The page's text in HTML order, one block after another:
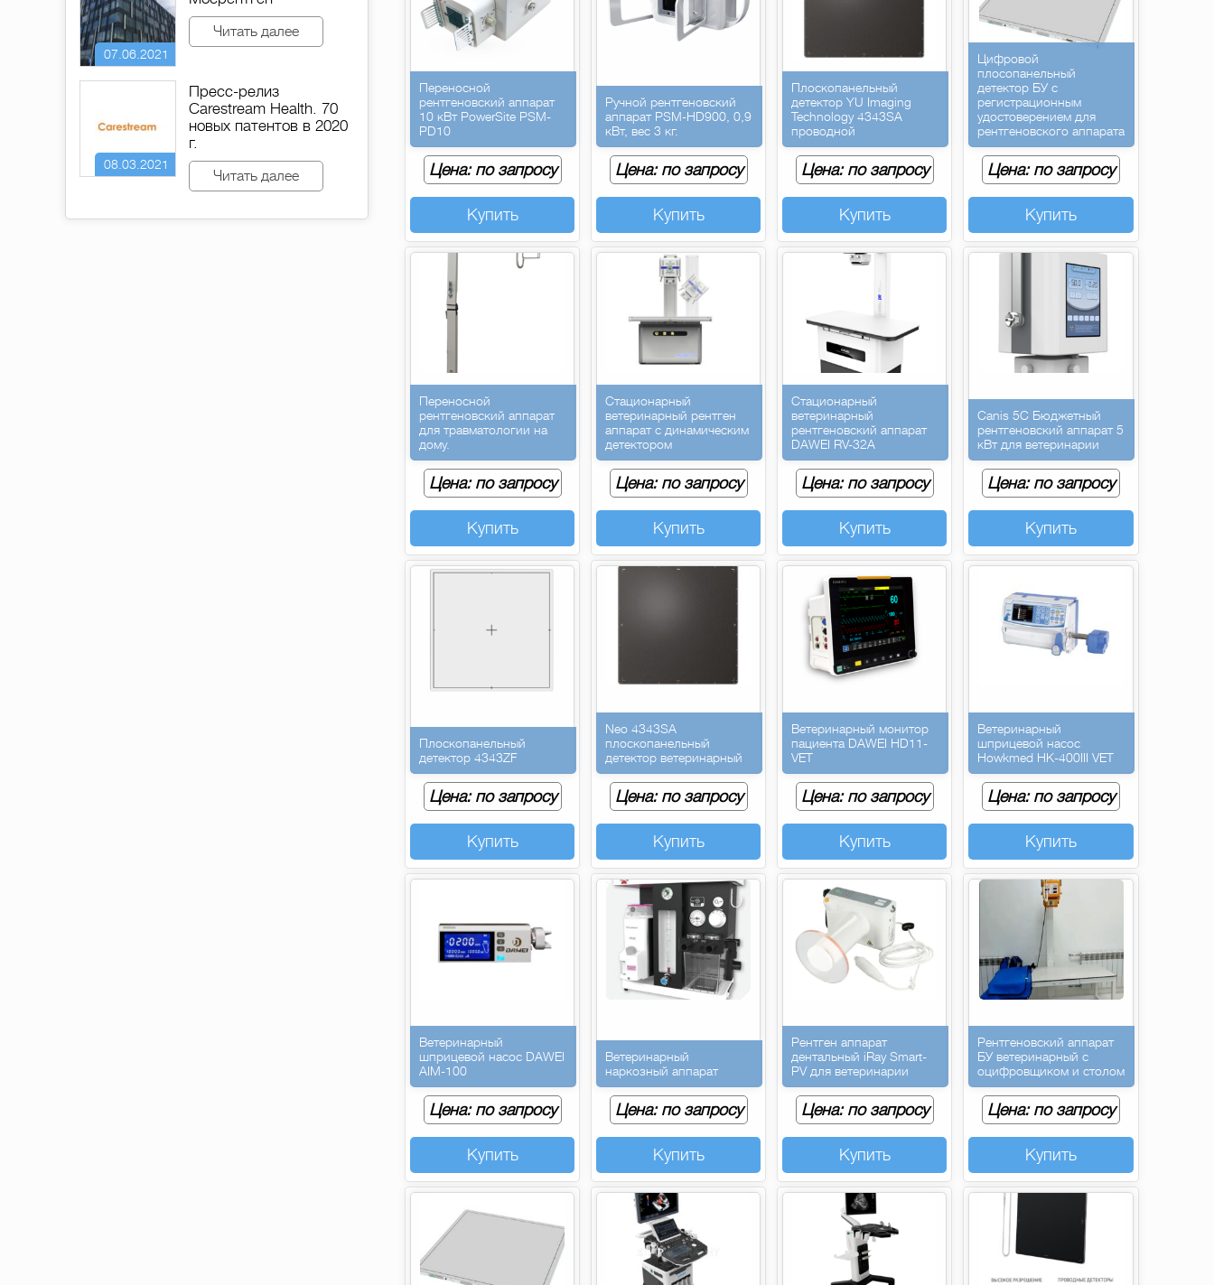
07.06.2021
Читать далее
08.03.2021
Пресс-релиз
Carestream Health. 70
новых патентов в 2020
г.
Читать далее
Переносной
рентгеновский аппарат
10 кВт PowerSite PSM-
PD10
Цена: по запросу
Купить
Ручной рентгеновский
аппарат PSM-HD900, 0,9
кВт, вес 3 кг.
Цена: по запросу
Купить
Плоскопанельный
детектор YU Imaging
Technology 4343SA
проводной
Цена: по запросу
Купить
Цифровой
плосопанельный
детектор БУ с
регистрационным
удостоверением для
рентгеновского аппарата
Цена: по запросу
Купить
Переносной
рентгеновский аппарат
для травматологии на
дому.
Цена: по запросу
Купить
Стационарный
ветеринарный рентген
аппарат с динамическим
детектором
Цена: по запросу
Купить
Стационарный
ветеринарный
рентгеновский аппарат
DAWEI RV-32A
Цена: по запросу
Купить
Canis 5C Бюджетный
рентгеновский аппарат 5
кВт для ветеринарии
Цена: по запросу
Купить
Плоскопанельный
детектор 4343ZF
Цена: по запросу
Купить
Neo 4343SA
плоскопанельный
детектор ветеринарный
Цена: по запросу
Купить
Ветеринарный монитор
пациента DAWEI HD11-
VET
Цена: по запросу
Купить
Ветеринарный
шприцевой насос
Howkmed HK-400III VET
Цена: по запросу
Купить
Ветеринарный
шприцевой насос DAWEI
AIM-100
Цена: по запросу
Купить
Ветеринарный
наркозный аппарат
Цена: по запросу
Купить
Рентген аппарат
дентальный iRay Smart-
PV для ветеринарии
Цена: по запросу
Купить
Рентгеновский аппарат
БУ ветеринарный с
оцифровщиком и столом
Цена: по запросу
Купить